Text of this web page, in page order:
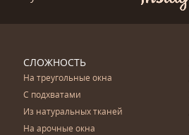
СЛОЖНОСТЬ
На треугольные окна
С подхватами
Из натуральных тканей
На арочные окна